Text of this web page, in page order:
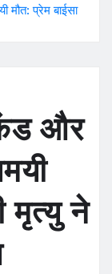
प्रेम बाईसा
और
मृत्यु ने